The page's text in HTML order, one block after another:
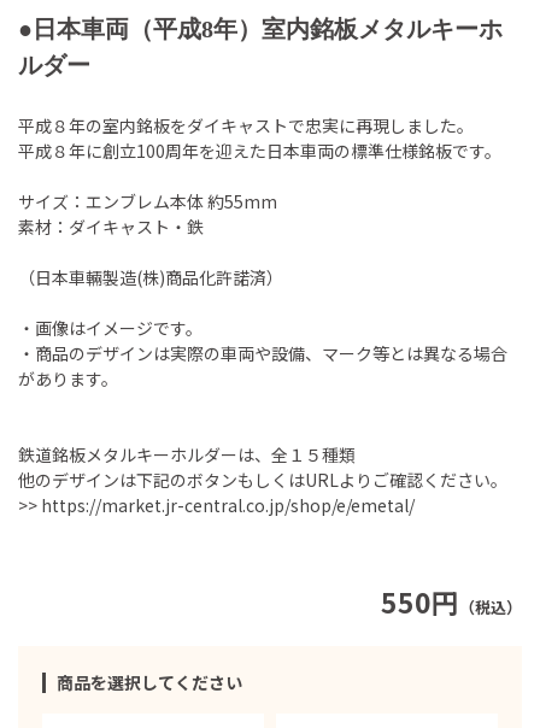
●日本車両（平成8年）室内銘板メタルキーホ
ルダー
550円 （税込）
商品を選択してください
平成８年の室内銘板をダイキャストで忠実に再現しました。
平成８年に創立100周年を迎えた日本車両の標準仕様銘板です。
サイズ：エンブレム本体 約55mm
素材：ダイキャスト・鉄
（日本車輛製造(株)商品化許諾済）
・画像はイメージです。
・商品のデザインは実際の車両や設備、マーク等とは異なる場合
があります。
鉄道銘板メタルキーホルダーは、全１５種類
他のデザインは下記のボタンもしくはURLよりご確認ください。
>> https://market.jr-central.co.jp/shop/e/emetal/